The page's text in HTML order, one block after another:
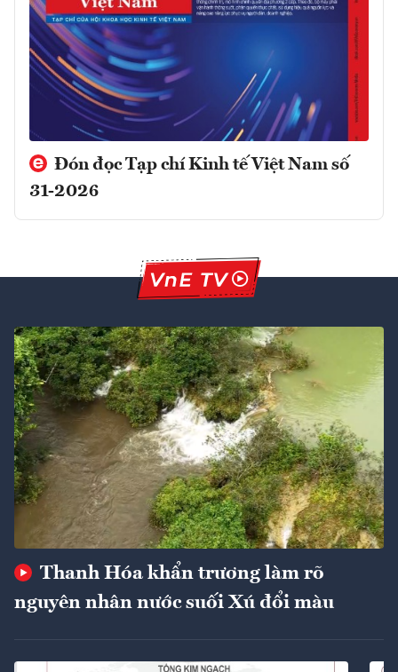
Đón đọc Tạp chí Kinh tế Việt Nam số
31-2026
Thanh Hóa khẩn trương làm rõ
nguyên nhân nước suối Xú đổi màu